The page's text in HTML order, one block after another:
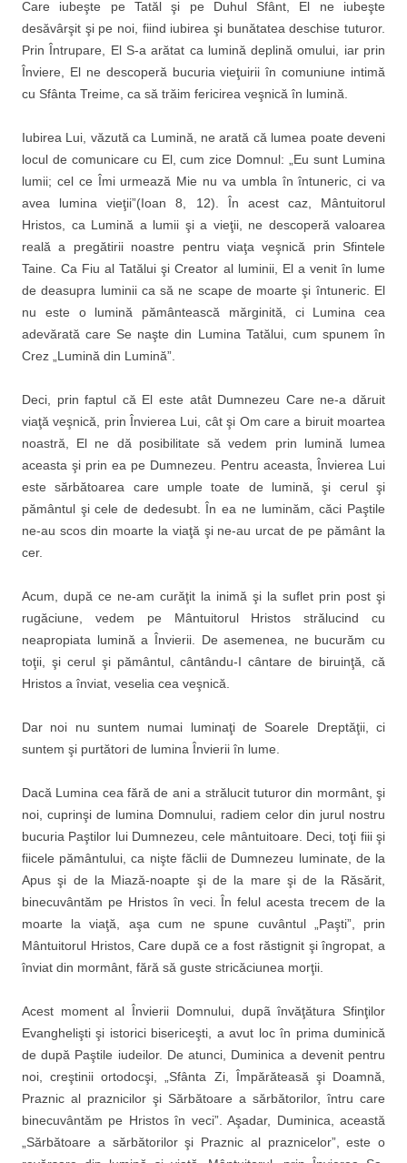
Care iubeşte pe Tatăl şi pe Duhul Sfânt, El ne iubeşte
desăvârşit şi pe noi, fiind iubirea şi bunătatea deschise tuturor.
Prin Întrupare, El S-a arătat ca lumină deplină omului, iar prin
Înviere, El ne descoperă bucuria vieţuirii în comuniune intimă
cu Sfânta Treime, ca să trăim fericirea veşnică în lumină.
Iubirea Lui, văzută ca Lumină, ne arată că lumea poate deveni
locul de comunicare cu El, cum zice Domnul: „Eu sunt Lumina
lumii; cel ce Îmi urmează Mie nu va umbla în întuneric, ci va
avea lumina vieţii”(Ioan 8, 12). În acest caz, Mântuitorul
Hristos, ca Lumină a lumii şi a vieţii, ne descoperă valoarea
reală a pregătirii noastre pentru viaţa veşnică prin Sfintele
Taine. Ca Fiu al Tatălui şi Creator al luminii, El a venit în lume
de deasupra luminii ca să ne scape de moarte şi întuneric. El
nu este o lumină pământească mărginită, ci Lumina cea
adevărată care Se naşte din Lumina Tatălui, cum spunem în
Crez „Lumină din Lumină”.
Deci, prin faptul că El este atât Dumnezeu Care ne-a dăruit
viaţă veşnică, prin Învierea Lui, cât şi Om care a biruit moartea
noastră, El ne dă posibilitate să vedem prin lumină lumea
aceasta şi prin ea pe Dumnezeu. Pentru aceasta, Învierea Lui
este sărbătoarea care umple toate de lumină, şi cerul şi
pământul şi cele de dedesubt. În ea ne luminăm, căci Paştile
ne-au scos din moarte la viaţă şi ne-au urcat de pe pământ la
cer.
Acum, după ce ne-am curăţit la inimă şi la suflet prin post şi
rugăciune, vedem pe Mântuitorul Hristos strălucind cu
neapropiata lumină a Învierii. De asemenea, ne bucurăm cu
toţii, şi cerul şi pământul, cântându-I cântare de biruinţă, că
Hristos a înviat, veselia cea veşnică.
Dar noi nu suntem numai luminaţi de Soarele Dreptăţii, ci
suntem şi purtători de lumina Învierii în lume.
Dacă Lumina cea fără de ani a strălucit tuturor din mormânt, şi
noi, cuprinşi de lumina Domnului, radiem celor din jurul nostru
bucuria Paştilor lui Dumnezeu, cele mântuitoare. Deci, toţi fiii şi
fiicele pământului, ca nişte făclii de Dumnezeu luminate, de la
Apus şi de la Miază-noapte şi de la mare şi de la Răsărit,
binecuvântăm pe Hristos în veci. În felul acesta trecem de la
moarte la viaţă, aşa cum ne spune cuvântul „Paşti”, prin
Mântuitorul Hristos, Care după ce a fost răstignit şi îngropat, a
înviat din mormânt, fără să guste stricăciunea morţii.
Acest moment al Învierii Domnului, dupã învăţătura Sfinţilor
Evanghelişti şi istorici bisericeşti, a avut loc în prima duminică
de după Paştile iudeilor. De atunci, Duminica a devenit pentru
noi, creştinii ortodocşi, „Sfânta Zi, Împărăteasă şi Doamnă,
Praznic al praznicilor şi Sărbătoare a sărbătorilor, întru care
binecuvântăm pe Hristos în veci”. Aşadar, Duminica, această
„Sărbătoare a sărbătorilor şi Praznic al praznicelor”, este o